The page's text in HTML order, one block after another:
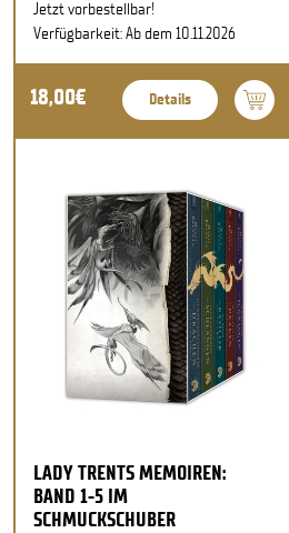
Jetzt vorbestellbar!
Verfügbarkeit: Ab dem 10.11.2026
18,00€ Details
LADY TRENTS MEMOIREN:
BAND 1-5 IM
SCHMUCKSCHUBER